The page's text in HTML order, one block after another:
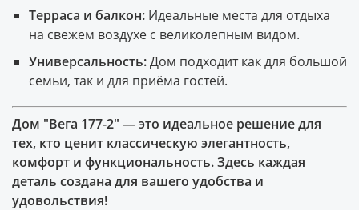
Терраса и балкон:Идеальные места для отдыха
на свежем воздухе с великолепным видом.
Универсальность:Дом подходит как для большой
семьи, так и для приёма гостей.
Дом "Вега 177-2" — это идеальное решение для
тех, кто ценит классическую элегантность,
комфорт и функциональность. Здесь каждая
деталь создана для вашего удобства и
удовольствия!